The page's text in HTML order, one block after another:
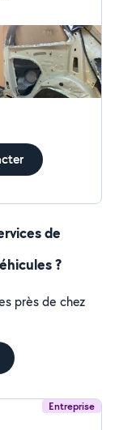
de
?
près de chez
Entreprise